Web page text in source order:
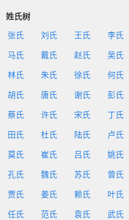
姓氏树
张氏 刘氏 王氏 李氏
马氏 戴氏 赵氏 吴氏
林氏 朱氏 徐氏 何氏
胡氏 唐氏 谢氏 彭氏
蔡氏 许氏 宋氏 丁氏
田氏 杜氏 陆氏 卢氏
莫氏 崔氏 吕氏 姚氏
孔氏 魏氏 苏氏 曾氏
贾氏 姜氏 赖氏 叶氏
任氏 范氏 袁氏 武氏